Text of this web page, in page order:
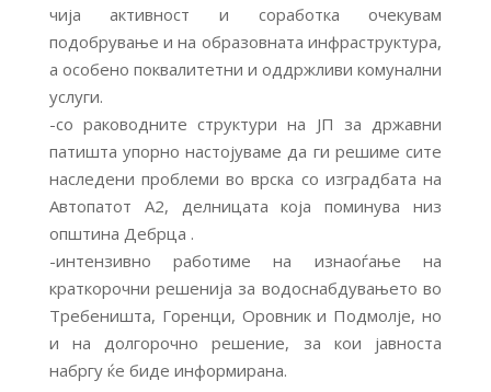
чија активност и соработка очекувам
подобрување и на образовната инфраструктура,
а особено поквалитетни и оддржливи комунални
услуги.
-со раководните структури на ЈП за државни
патишта упорно настојуваме да ги решиме сите
наследени проблеми во врска со изградбата на
Автопатот А2, делницата која поминува низ
општина Дебрца .
-интензивно работиме на изнаоѓање на
краткорочни решенија за водоснабдувањето во
Требеништа, Горенци, Оровник и Подмолје, но
и на долгорочно решение, за кои јавноста
набргу ќе биде информирана.